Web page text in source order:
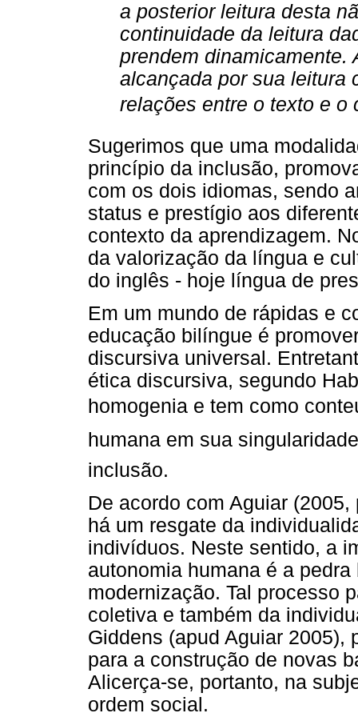
a posterior leitura desta
continuidade da leitura
prendem dinamicamente.
alcançada por sua leitura
relações entre o texto e o
Sugerimos que uma
princípio da inclusão,
com os dois idiomas, sendo
status e prestígio aos
contexto da aprendizagem.
da valorização da língua e
do inglês - hoje língua de
Em um mundo de rápidas e
educação bilíngue é
discursiva universal.
ética discursiva, segundo
homogenia e tem como
humana em sua
inclusão.
De acordo com Aguiar
há um resgate da
indivíduos. Neste sentido, a
autonomia humana é a
modernização. Tal processo
coletiva e também da
Giddens (apud Aguiar 2005),
para a construção de novas
Alicerça-se, portanto, na
ordem social.